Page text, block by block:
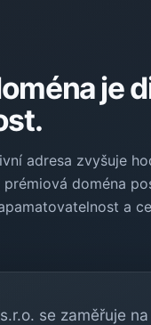
je
adresa zvyšuje
doména
a
se zaměřuje